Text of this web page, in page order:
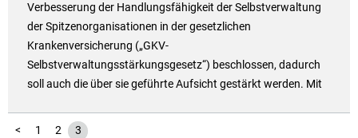
Verbesserung der Handlungsfähigkeit der Selbstverwaltung
der Spitzenorganisationen in der gesetzlichen
Krankenversicherung („GKV-
Selbstverwaltungsstärkungsgesetz“) beschlossen, dadurch
soll auch die über sie geführte Aufsicht gestärkt werden. Mit
< 1 2 3